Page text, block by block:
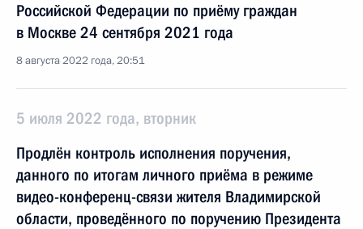
Российской Федерации по приёму граждан
в Москве 24 сентября 2021 года
8 августа 2022 года, 20:51
5 июля 2022 года, вторник
Продлён контроль исполнения поручения,
данного по итогам личного приёма в режиме
видео-конференц-связи жителя Владимирской
области, проведённого по поручению Президента